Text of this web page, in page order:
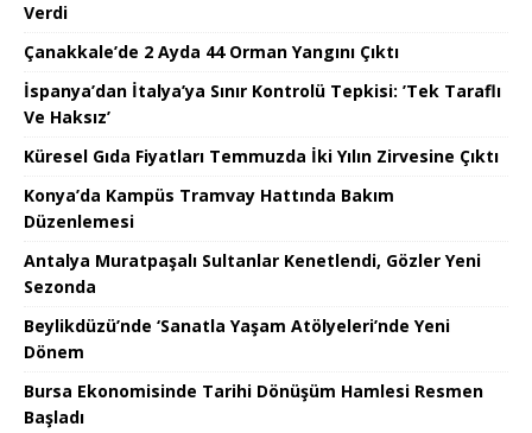
Verdi
Çanakkale’de 2 Ayda 44 Orman Yangını Çıktı
İspanya’dan İtalya’ya Sınır Kontrolü Tepkisi: ’Tek Taraflı
Ve Haksız’
Küresel Gıda Fiyatları Temmuzda İki Yılın Zirvesine Çıktı
Konya’da Kampüs Tramvay Hattında Bakım
Düzenlemesi
Antalya Muratpaşalı Sultanlar Kenetlendi, Gözler Yeni
Sezonda
Beylikdüzü’nde ‘Sanatla Yaşam Atölyeleri’nde Yeni
Dönem
Bursa Ekonomisinde Tarihi Dönüşüm Hamlesi Resmen
Başladı